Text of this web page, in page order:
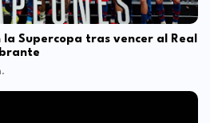
la Supercopa tras vencer al Real